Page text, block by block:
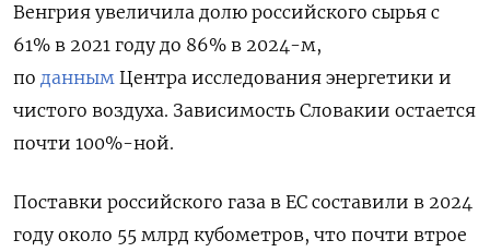
Венгрия увеличила долю российского сырья с
61% в 2021 году до 86% в 2024-м,
по данным Центра исследования энергетики и
чистого воздуха. Зависимость Словакии остается
почти 100%-ной.
Поставки российского газа в ЕС составили в 2024
году около 55 млрд кубометров, что почти втрое